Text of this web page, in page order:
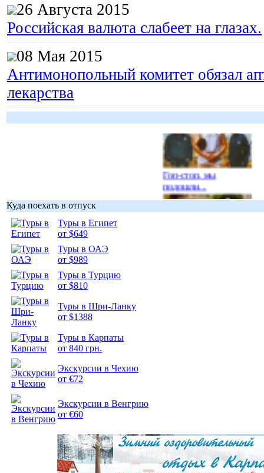
26 Августа 2015
Российская валюта слабеет на глазах.
08 Мая 2015
Антимонопольный комитет обязал
лекарства
Гоп-стоп, мы
подошли...
Куда поехать в отпуск
Туры в Египет
от $649
Туры в ОАЭ
от $989
Туры в Турцию
от $810
Туры в Шри-Ланку
от $1388
Туры в Карпаты
от 840 грн.
Экскурсии в Чехию
от €72
Экскурсии в Венгрию
от €60